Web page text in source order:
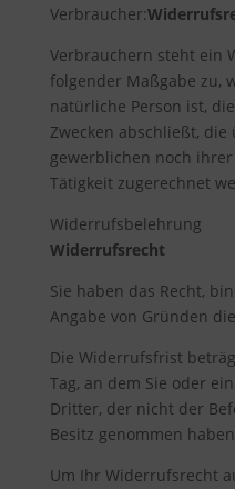
Verbraucher:
Verbrauchern steht ein
folgender Maßgabe zu,
natürliche Person ist,
Zwecken abschließt,
gewerblichen noch
Tätigkeit zugerechnet
Widerrufsbelehrung
Widerrufsrecht
Sie haben das Recht,
Angabe von Gründen
Die Widerrufsfrist
Tag, an dem Sie oder
Dritter, der nicht der
Besitz genommen
Um Ihr Widerrufsrecht